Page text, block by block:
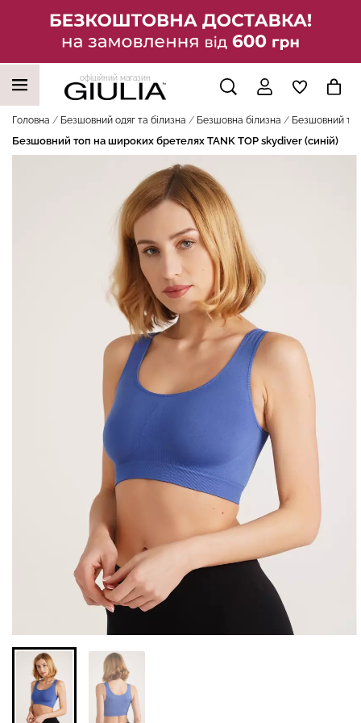
офіційний магазин
Головна Безшовний одяг та білизна Безшовна білизна Безшовний
Безшовний топ на широких бретелях TANK TOP skydiver (синій)
НАШІ ТРЕНДОВІ ТОВАРИ
Безшовні легінси з
мікрофібри LEGGINGS 02
789 грн.
Безшовні бразиліана з
легкою корекцією
BRASILIAN SHAPEWEAR
black (чорний) Giulia
258 грн.
369 грн.